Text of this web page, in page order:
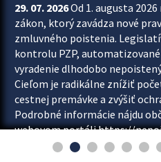
29. 07. 2026Od 1. augusta
zákon, ktorý zavádza nové
zmluvného poistenia.
kontrolu PZP,
vyradenie dlhodobo
Cieľom je radikálne znížiť
cestnej premávke a zvýšiť
Podrobné informácie nájdu
webovom portáli https://
ktorom od augusta pribudne